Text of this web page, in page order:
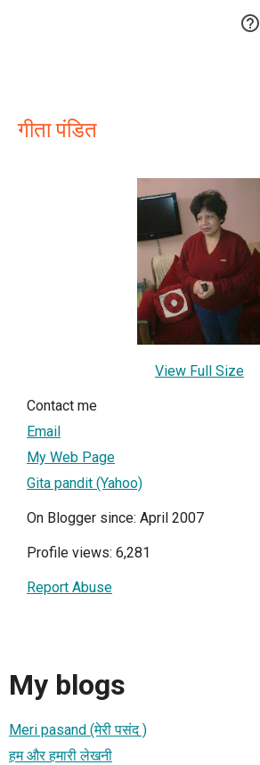

गीता पंडित
View Full Size
Contact me
Email
My Web Page
Gita pandit (Yahoo)
On Blogger since: April 2007
Profile views: 6,281
Report Abuse
My blogs
Meri pasand (मेरी पसंद )
हम और हमारी लेखनी